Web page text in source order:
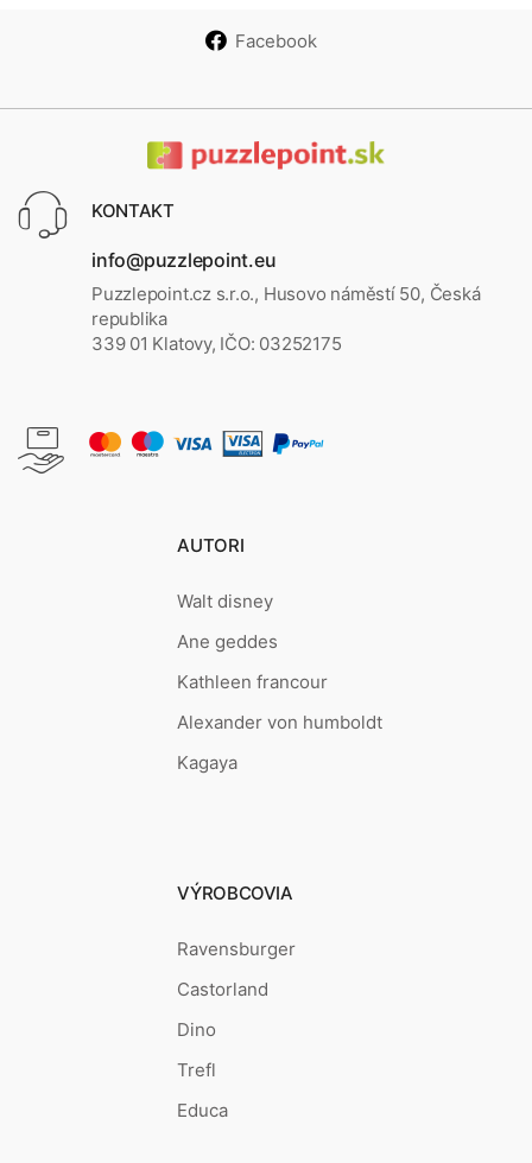
Facebook
KONTAKT
info@puzzlepoint.eu
Puzzlepoint.cz s.r.o., Husovo náměstí 50, Česká
republika
339 01 Klatovy, IČO: 03252175
AUTORI
Walt disney
Ane geddes
Kathleen francour
Alexander von humboldt
Kagaya
VÝROBCOVIA
Ravensburger
Castorland
Dino
Trefl
Educa